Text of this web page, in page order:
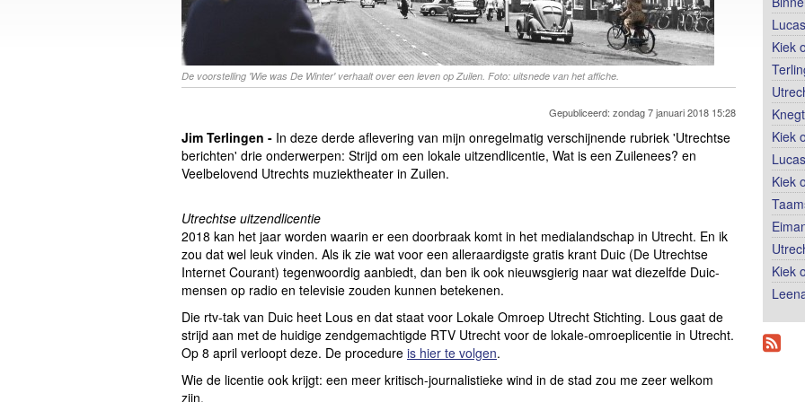
De voorstelling 'Wie was De Winter' verhaalt over een leven op Zuilen. Foto: uitsnede van het affiche.
Gepubliceerd: zondag 7 januari 2018 15:28
Jim Terlingen - In deze derde aflevering van mijn onregelmatig verschijnende rubriek 'Utrechtse
berichten' drie onderwerpen: Strijd om een lokale uitzendlicentie, Wat is een Zuilenees? en
Veelbelovend Utrechts muziektheater in Zuilen.
Utrechtse uitzendlicentie
2018 kan het jaar worden waarin er een doorbraak komt in het medialandschap in Utrecht. En ik
zou dat wel leuk vinden. Als ik zie wat voor een alleraardigste gratis krant Duic (De Utrechtse
Internet Courant) tegenwoordig aanbiedt, dan ben ik ook nieuwsgierig naar wat diezelfde Duic-
mensen op radio en televisie zouden kunnen betekenen.
Die rtv-tak van Duic heet Lous en dat staat voor Lokale Omroep Utrecht Stichting. Lous gaat de
strijd aan met de huidige zendgemachtigde RTV Utrecht voor de lokale-omroeplicentie in Utrecht.
Op 8 april verloopt deze. De procedure is hier te volgen.
Wie de licentie ook krijgt: een meer kritisch-journalistieke wind in de stad zou me zeer welkom
zijn.
Kiek
Kiek
Kiek
Kiek